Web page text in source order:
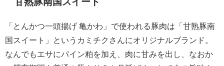
「とんかつ一頭揚げ 亀かわ」で使われる豚肉は「甘熟豚南
国スイート」というカミチクさんにオリジナルブランド。
なんでもエサにパイン粕を加え、肉に甘みを出し、なおか